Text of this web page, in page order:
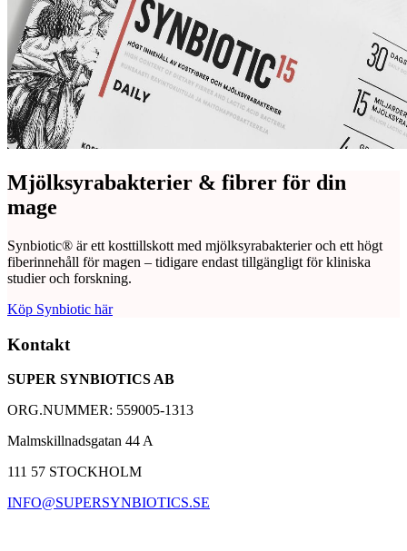
Mjölksyrabakterier & fibrer för din
mage
Synbiotic® är ett kosttillskott med mjölksyrabakterier och ett högt
fiberinnehåll för magen – tidigare endast tillgängligt för kliniska
studier och forskning.
Köp Synbiotic här
Kontakt
SUPER SYNBIOTICS AB
ORG.NUMMER: 559005-1313
Malmskillnadsgatan 44 A
111 57 STOCKHOLM
INFO@SUPERSYNBIOTICS.SE